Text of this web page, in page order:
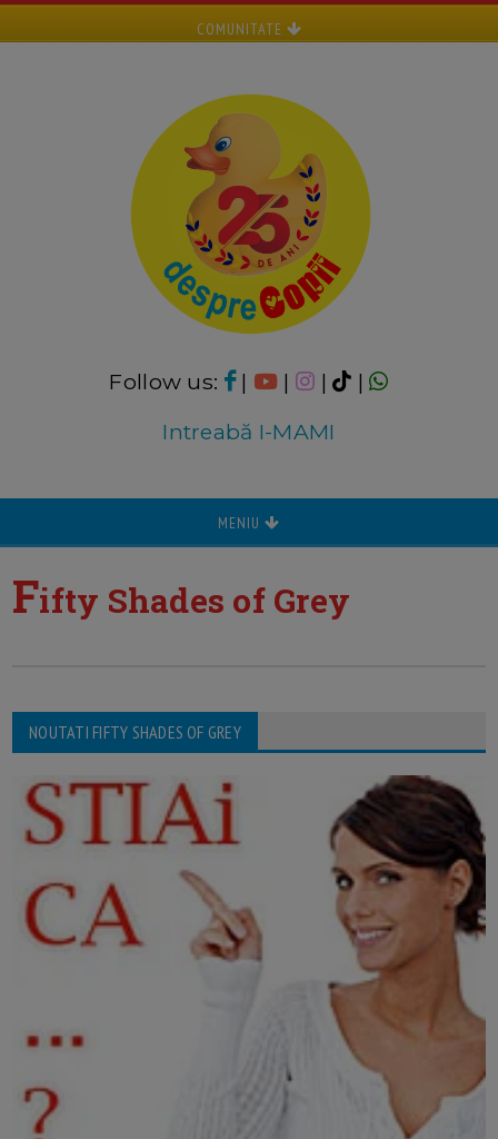
COMUNITATE
Follow us: | | |
|
Intreabă I-MAMI
MENIU
Fifty Shades of Grey
NOUTATI FIFTY SHADES OF GREY